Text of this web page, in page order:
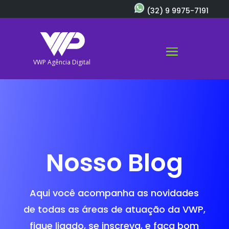
(32) 9 9975-7191
VWP Agência Digital
Nosso Blog
Aqui você acompanha as novidades
de todas as áreas de atuação da VWP,
fique ligado, se inscreva, e faça bom